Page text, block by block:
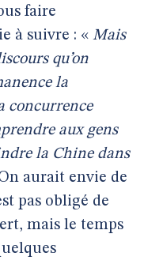
faire
à suivre : « Mais
qu’on
la
concurrence
aux gens
la Chine dans
aurait envie de
pas obligé de
mais le temps